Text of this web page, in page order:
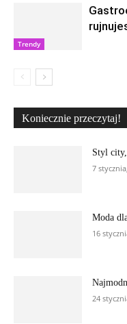
Trendy
Koniecznie przeczytaj!
Styl
7
Moda
16
24